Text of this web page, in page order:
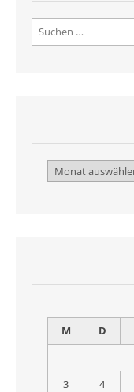
Suchen
nach:
Archiv
M
D
3
4